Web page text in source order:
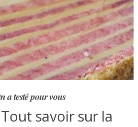
a testé pour vous
savoir sur la